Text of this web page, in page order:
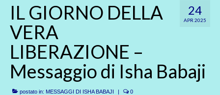
24
APR 2025
IL GIORNO DELLA
VERA
LIBERAZIONE –
Messaggio di Isha Babaji
postato in: MESSAGGI DI ISHA BABAJI | 0